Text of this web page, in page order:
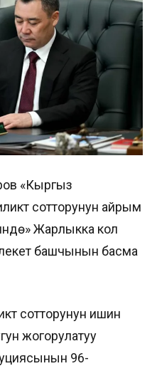
«Кыргыз
сотторунун айрым
Жарлыкка кол
башчынын басма
сотторунун ишин
жогорулатуу
96-